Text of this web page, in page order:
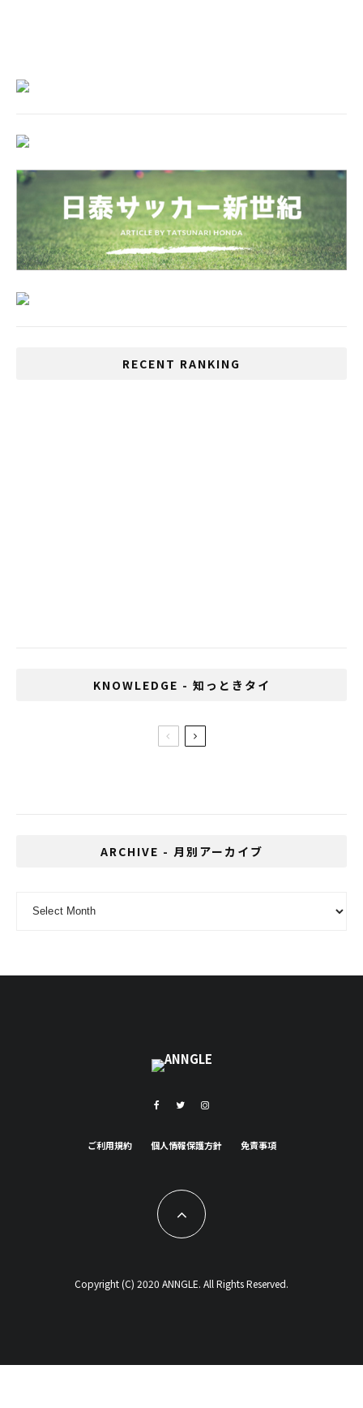
RECENT RANKING
KNOWLEDGE - 知っときタイ
ARCHIVE - 月別アーカイブ
ご利用規約 個人情報保護方針 免責事項
Copyright (C) 2020 ANNGLE. All Rights Reserved.